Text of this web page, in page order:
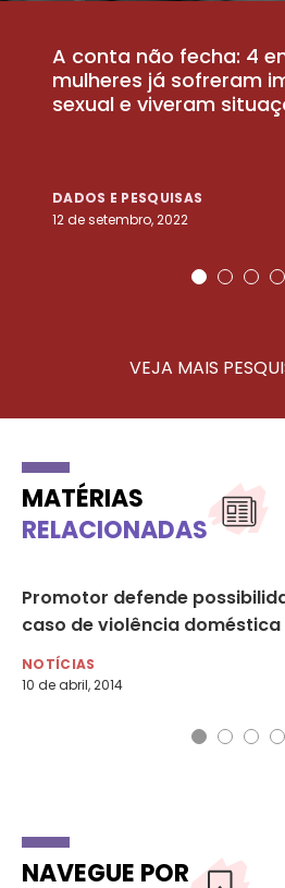
A conta não fecha: 4
mulheres já sofreram
sexual e viveram
DADOS E PESQUISAS
12 de setembro, 2022
VEJA MAIS
MATÉRIAS
RELACIONADAS
Promotor defende
caso de violência doméstica
NOTÍCIAS
10 de abril, 2014
NAVEGUE POR